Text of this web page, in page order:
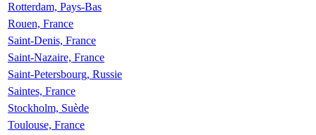
Rotterdam, Pays-Bas
Rouen, France
Saint-Denis, France
Saint-Nazaire, France
Saint-Petersbourg, Russie
Saintes, France
Stockholm, Suède
Toulouse, France